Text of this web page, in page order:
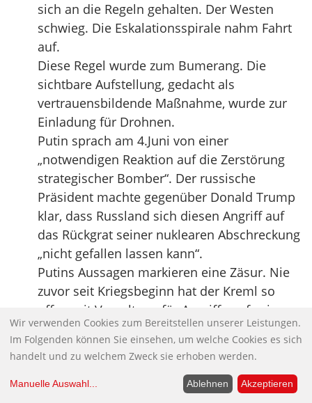
sich an die Regeln gehalten. Der Westen
schwieg. Die Eskalationsspirale nahm Fahrt
auf.
Diese Regel wurde zum Bumerang. Die
sichtbare Aufstellung, gedacht als
vertrauensbildende Maßnahme, wurde zur
Einladung für Drohnen.
Putin sprach am 4.Juni von einer
„notwendigen Reaktion auf die Zerstörung
strategischer Bomber“. Der russische
Präsident machte gegenüber Donald Trump
klar, dass Russland sich diesen Angriff auf
das Rückgrat seiner nuklearen Abschreckung
„nicht gefallen lassen kann“.
Putins Aussagen markieren eine Zäsur. Nie
zuvor seit Kriegsbeginn hat der Kreml so
offen mit Vergeltung für Angriffe auf seine
nukleare Infrastruktur gedroht. Die neue
Dimension des Trump-Putin-Gesprächs
mehr verhandelt. Wenn Russland aus Angst
Wir verwenden Cookies zum Bereitstellen unserer Leistungen.
Im Folgenden können Sie einsehen, um welche Cookies es sich
handelt und zu welchem Zweck sie erhoben werden.
Manuelle Auswahl... Ablehnen Akzeptieren